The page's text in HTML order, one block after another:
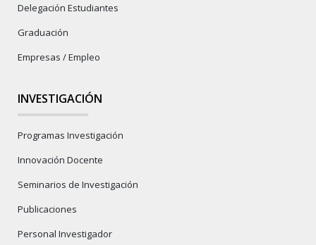
Delegación Estudiantes
Graduación
Empresas / Empleo
INVESTIGACIÓN
Programas Investigación
Innovación Docente
Seminarios de Investigación
Publicaciones
Personal Investigador